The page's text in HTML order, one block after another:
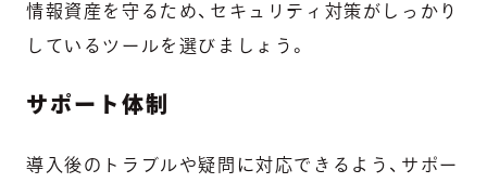
情報資産を守るため、セキュリティ対策がしっかり
しているツールを選びましょう。
サポート体制
導入後のトラブルや疑問に対応できるよう、サポー